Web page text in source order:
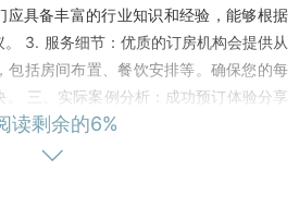
应具备丰富的行业知识和经验，能够根据
3. 服务细节：优质的订房机构会提供从
包括房间布置、餐饮安排等。确保您的每
三、实际案例分析：成功预订体验分享
技公司在杭州举办年会，需要预订一间能
通过拨打某知名订房机构的电话，他们不
读剩余的6%